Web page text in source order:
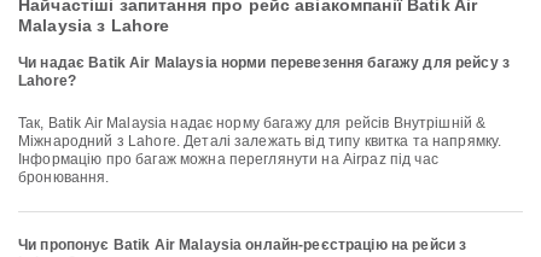
Найчастіші запитання про рейс авіакомпанії Batik Air
Malaysia з Lahore
Чи надає Batik Air Malaysia норми перевезення багажу для рейсу з
Lahore?
Так, Batik Air Malaysia надає норму багажу для рейсів Внутрішній &
Міжнародний з Lahore. Деталі залежать від типу квитка та напрямку.
Інформацію про багаж можна переглянути на Airpaz під час
бронювання.
Чи пропонує Batik Air Malaysia онлайн-реєстрацію на рейси з